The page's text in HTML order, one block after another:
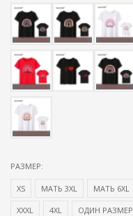
РАЗМЕР:
XS МАТЬ 3XL МАТЬ 6XL
XXXL 4XL ОДИН РАЗМЕР